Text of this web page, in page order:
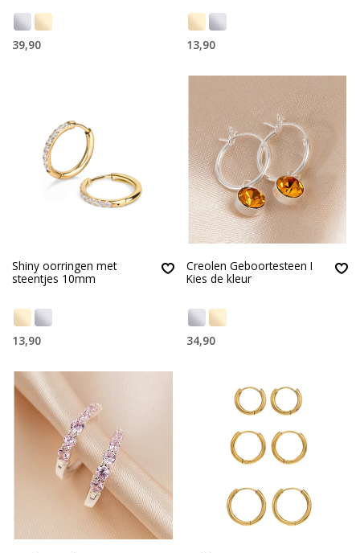
39,90 13,90
Shiny oorringen met
steentjes 10mm
13,90
Creolen Geboortesteen I
Kies de kleur
34,90